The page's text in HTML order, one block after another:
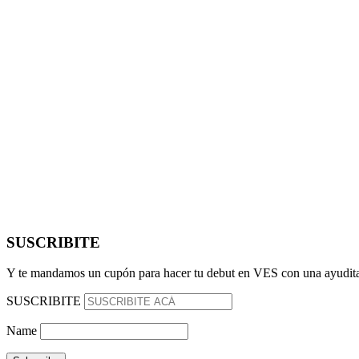
SUSCRIBITE
Y te mandamos un cupón para hacer tu debut en VES con una
SUSCRIBITE
Name